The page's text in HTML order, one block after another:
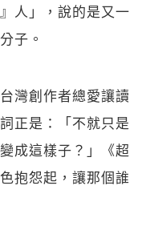
人」，說的是又一
子。
灣創作者總愛讓讀
正是：「不就只是
成這樣子？」《超
抱怨起，讓那個誰